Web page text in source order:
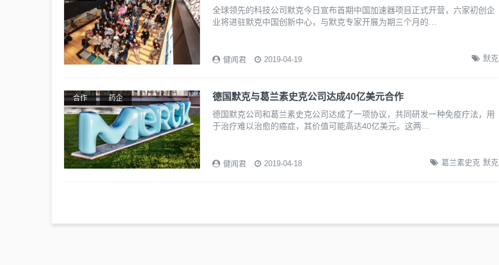
全球领先的科技公司默克今日宣布首期中国加速器项目正式开营，六家初创企
业将进驻默克中国创新中心，与默克专家开展为期三个月的…
健闻君 2019-04-19 默克
合作 药企 德国默克与葛兰素史克公司达成40亿美元合作
德国默克公司和葛兰素史克公司达成了一项协议，共同研发一种免疫疗法，用
于治疗难以治愈的癌症，其价值可能高达40亿美元。这两…
健闻君 2019-04-18 葛兰素史克 默克